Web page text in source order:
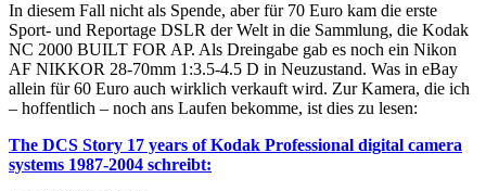
In diesem Fall nicht als Spende, aber für 70 Euro kam die erste
Sport- und Reportage DSLR der Welt in die Sammlung, die Kodak
NC 2000 BUILT FOR AP. Als Dreingabe gab es noch ein Nikon
AF NIKKOR 28-70mm 1:3.5-4.5 D in Neuzustand. Was in eBay
allein für 60 Euro auch wirklich verkauft wird. Zur Kamera, die ich
– hoffentlich – noch ans Laufen bekomme, ist dies zu lesen:
The DCS Story 17 years of Kodak Professional digital camera
systems 1987-2004 schreibt: